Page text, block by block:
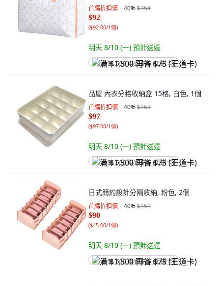
首購折扣價 40%$154
$92
($92.00/1個)
明天 8/10 (一) 預計送達
满 $1,500 再省 $75 (王道卡)
品屋 內衣分格收納盒 15格, 白色, 1個
首購折扣價 40%$163
$97
($97.00/1個)
明天 8/10 (一) 預計送達
满 $1,500 再省 $75 (王道卡)
日式簡約設計分隔收納, 粉色, 2個
首購折扣價 40%$151
$90
($45.00/1個)
明天 8/10 (一) 預計送達
满 $1,500 再省 $75 (王道卡)